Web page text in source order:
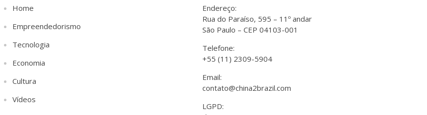
Home
Empreendedorismo
Tecnologia
Economia
Cultura
Vídeos
Endereço:
Rua do Paraíso, 595 – 11º andar
São Paulo – CEP 04103-001
Telefone:
+55 (11) 2309-5904
Email:
contato@china2brazil.com
LGPD: